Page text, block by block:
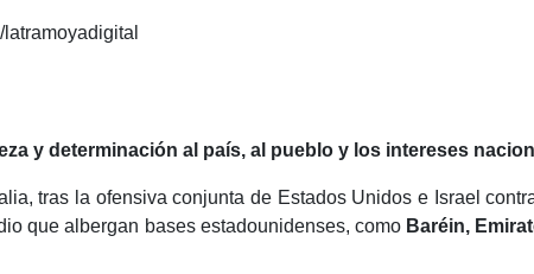
y determinación al país, al pueblo y los intereses
tras la ofensiva conjunta de Estados Unidos e Israel
que albergan bases estadounidenses, como Baréin,